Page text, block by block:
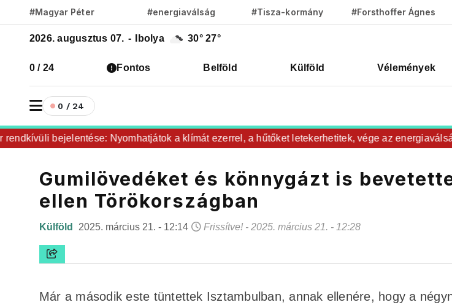
#Magyar Péter #energiaválság #Tisza-kormány #Forsthoffer Ágnes
2026. augusztus 07. - Ibolya 30° 27°
0 / 24 Fontos Belföld Külföld Vélemények
0 / 24
bejelentése: Nyomhatjátok a klímát ezerrel, a hűtőket letekerhetitek, vége az
Gumilövedéket és könnygázt is
ellen Törökországban
Külföld 2025. március 21. - 12:14 Frissítve! - 2025. március 21. - 12:28
Már a második este tüntettek Isztambulban, annak ellenére, hogy a